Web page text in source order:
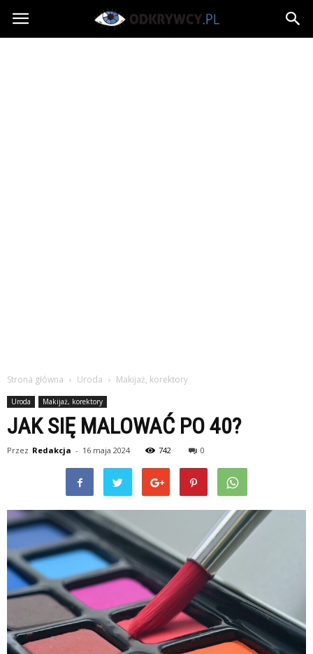
Odkrywcy.pl
Strona główna Uroda Makijaż, korektory
Uroda Makijaż, korektory
JAK SIĘ MALOWAĆ PO 40?
Przez Redakcja - 16 maja 2024 742 0